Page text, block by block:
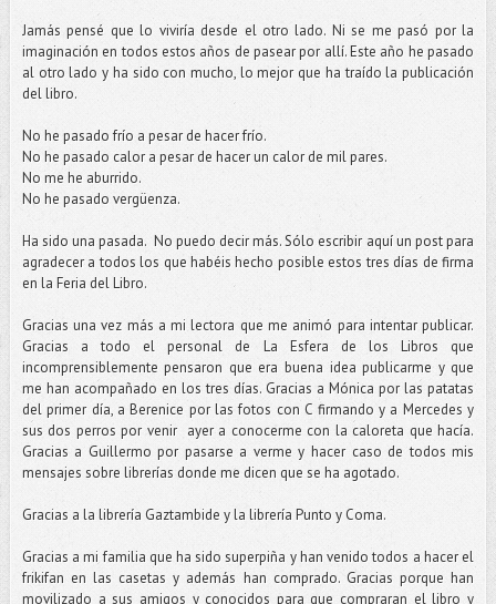
Jamás pensé que lo viviría desde el otro lado. Ni se me pasó por la
imaginación en todos estos años de pasear por allí. Este año he pasado
al otro lado y ha sido con mucho, lo mejor que ha traído la publicación
del libro.
No he pasado frío a pesar de hacer frío.
No he pasado calor a pesar de hacer un calor de mil pares.
No me he aburrido.
No he pasado vergüenza.
Ha sido una pasada. No puedo decir más. Sólo escribir aquí un post para
agradecer a todos los que habéis hecho posible estos tres días de firma
en la Feria del Libro.
Gracias una vez más a mi lectora que me animó para intentar publicar.
Gracias a todo el personal de La Esfera de los Libros que
incomprensiblemente pensaron que era buena idea publicarme y que
me han acompañado en los tres días. Gracias a Mónica por las patatas
del primer día, a Berenice por las fotos con C firmando y a Mercedes y
sus dos perros por venir ayer a conocerme con la caloreta que hacía.
Gracias a Guillermo por pasarse a verme y hacer caso de todos mis
mensajes sobre librerías donde me dicen que se ha agotado.
Gracias a la librería Gaztambide y la librería Punto y Coma.
Gracias a mi familia que ha sido superpiña y han venido todos a hacer el
frikifan en las casetas y además han comprado. Gracias porque han
movilizado a sus amigos y conocidos para que compraran el libro y